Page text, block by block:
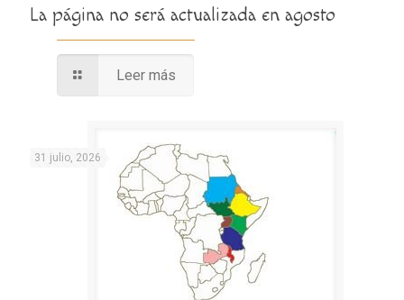
La página no será actualizada en agosto
Leer más
31 julio, 2026